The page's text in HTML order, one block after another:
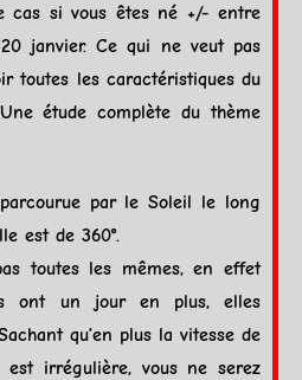
cas si vous êtes né +/- entre
janvier. Ce qui ne veut pas
toutes les caractéristiques du
étude complète du thème
par leSoleil le long
est de 360°.
toutes les mêmes, en effet
ont un jour en plus, elles
qu’en plus la vitesse de
est irrégulière, vous ne serez